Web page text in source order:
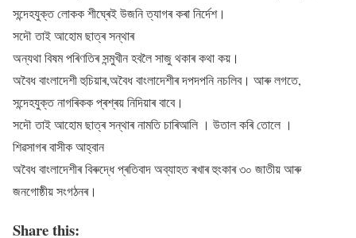
সন্দেহযুক্ত লোকক শীঘ্ৰেই উজনি ত্যাগৰ কৰা নিৰ্দেশ।
সদৌ তাই আহোম ছাত্ৰ সন্থাৰ
অন্যথা বিষম পৰিণতিৰ সন্মুখীন হবলৈ সাজু থকাৰ কথা কয়।
অবৈধ বাংলাদেশী হুচিয়াৰ,অবৈধ বাংলাদেশীৰ দপদপনি নচলিব। আৰু লগতে,
সন্দেহযুক্ত নাগৰিকক প্ৰশ্ৰয় নিদিয়াৰ বাবে।
সদৌ তাই আহোম ছাত্ৰ সন্থাৰ নামতি চাৰিআলি । উতাল কৰি তোলে ।
শিৱসাগৰ বাসীক আহ্বান
অবৈধ বাংলাদেশীৰ বিৰুদ্ধে প্ৰতিবাদ অব্যাহত ৰখাৰ হুংকাৰ ৩০ জাতীয় আৰু
জনগোষ্ঠীয় সংগঠনৰ।
Share this: